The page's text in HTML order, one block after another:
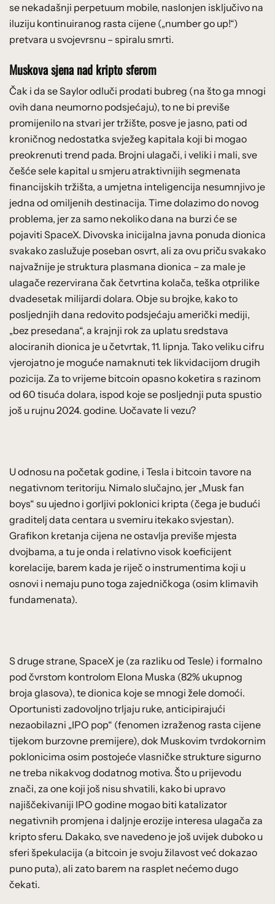
se nekadašnji perpetuum mobile, naslonjen isključivo na
iluziju kontinuiranog rasta cijene („number go up!“)
pretvara u svojevrsnu – spiralu smrti.
Muskova sjena nad kripto sferom
Čak i da se Saylor odluči prodati bubreg (na što ga mnogi
ovih dana neumorno podsjećaju), to ne bi previše
promijenilo na stvari jer tržište, posve je jasno, pati od
kroničnog nedostatka svježeg kapitala koji bi mogao
preokrenuti trend pada. Brojni ulagači, i veliki i mali, sve
češće sele kapital u smjeru atraktivnijih segmenata
financijskih tržišta, a umjetna inteligencija nesumnjivo je
jedna od omiljenih destinacija. Time dolazimo do novog
problema, jer za samo nekoliko dana na burzi će se
pojaviti SpaceX. Divovska inicijalna javna ponuda dionica
svakako zaslužuje poseban osvrt, ali za ovu priču svakako
najvažnije je struktura plasmana dionica – za male je
ulagače rezervirana čak četvrtina kolača, teška otprilike
dvadesetak milijardi dolara. Obje su brojke, kako to
posljednjih dana redovito podsjećaju američki mediji,
„bez presedana“, a krajnji rok za uplatu sredstava
alociranih dionica je u četvrtak, 11. lipnja. Tako veliku cifru
vjerojatno je moguće namaknuti tek likvidacijom drugih
pozicija. Za to vrijeme bitcoin opasno koketira s razinom
od 60 tisuća dolara, ispod koje se posljednji puta spustio
još u rujnu 2024. godine. Uočavate li vezu?
U odnosu na početak godine, i Tesla i bitcoin tavore na
negativnom teritoriju. Nimalo slučajno, jer „Musk fan
boys“ su ujedno i gorljivi poklonici kripta (čega je budući
graditelj data centara u svemiru itekako svjestan).
Grafikon kretanja cijena ne ostavlja previše mjesta
dvojbama, a tu je onda i relativno visok koeficijent
korelacije, barem kada je riječ o instrumentima koji u
osnovi i nemaju puno toga zajedničkoga (osim klimavih
fundamenata).
S druge strane, SpaceX je (za razliku od Tesle) i formalno
pod čvrstom kontrolom Elona Muska (82% ukupnog
broja glasova), te dionica koje se mnogi žele domoći.
Oportunisti zadovoljno trljaju ruke, anticipirajući
nezaobilazni „IPO pop“ (fenomen izraženog rasta cijene
tijekom burzovne premijere), dok Muskovim tvrdokornim
poklonicima osim postojeće vlasničke strukture sigurno
ne treba nikakvog dodatnog motiva. Što u prijevodu
znači, za one koji još nisu shvatili, kako bi upravo
najiščekivaniji IPO godine mogao biti katalizator
negativnih promjena i daljnje erozije interesa ulagača za
kripto sferu. Dakako, sve navedeno je još uvijek duboko u
sferi špekulacija (a bitcoin je svoju žilavost već dokazao
puno puta), ali zato barem na rasplet nećemo dugo
čekati.